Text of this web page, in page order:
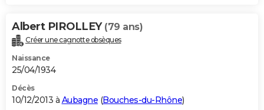
Albert PIROLLEY (79 ans)
Créer une cagnotte obsèques
Naissance
25/04/1934
Décès
10/12/2013 à Aubagne (Bouches-du-Rhône)